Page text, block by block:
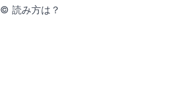
© 読み方は？